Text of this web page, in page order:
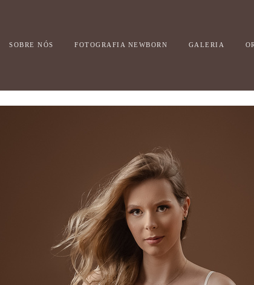
SOBRE NÓS FOTOGRAFIA NEWBORN GALERIA